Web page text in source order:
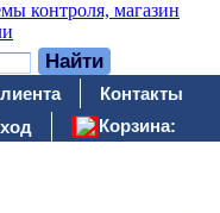
Контакты
Корзина: